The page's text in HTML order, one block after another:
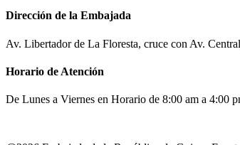
Dirección de la Embajada
Av. Libertador de La Floresta, cruce con Av.
Horario de Atención
De Lunes a Viernes en Horario de 8:00 am a 4:00